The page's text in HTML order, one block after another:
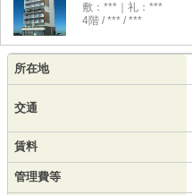
敷：***｜礼：***
4階 / *** / ***
所在地
交通
賃料
管理費等